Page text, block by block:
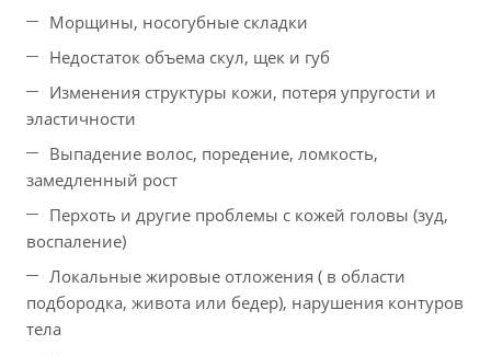
Морщины, носогубные складки
Недостаток объема скул, щек и губ
Изменения структуры кожи, потеря упругости и
эластичности
Выпадение волос, поредение, ломкость,
замедленный рост
Перхоть и другие проблемы с кожей головы (зуд,
воспаление)
Локальные жировые отложения ( в области
подбородка, живота или бедер), нарушения контуров
тела